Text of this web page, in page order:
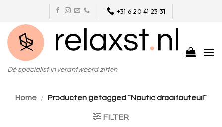
content
+31 6 20 41 23 31
Dé specialist in verantwoord zitten
Home / Producten getagged “Nautic draaifauteuil”
FILTER